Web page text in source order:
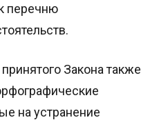
перечню
Закона также
на устранение